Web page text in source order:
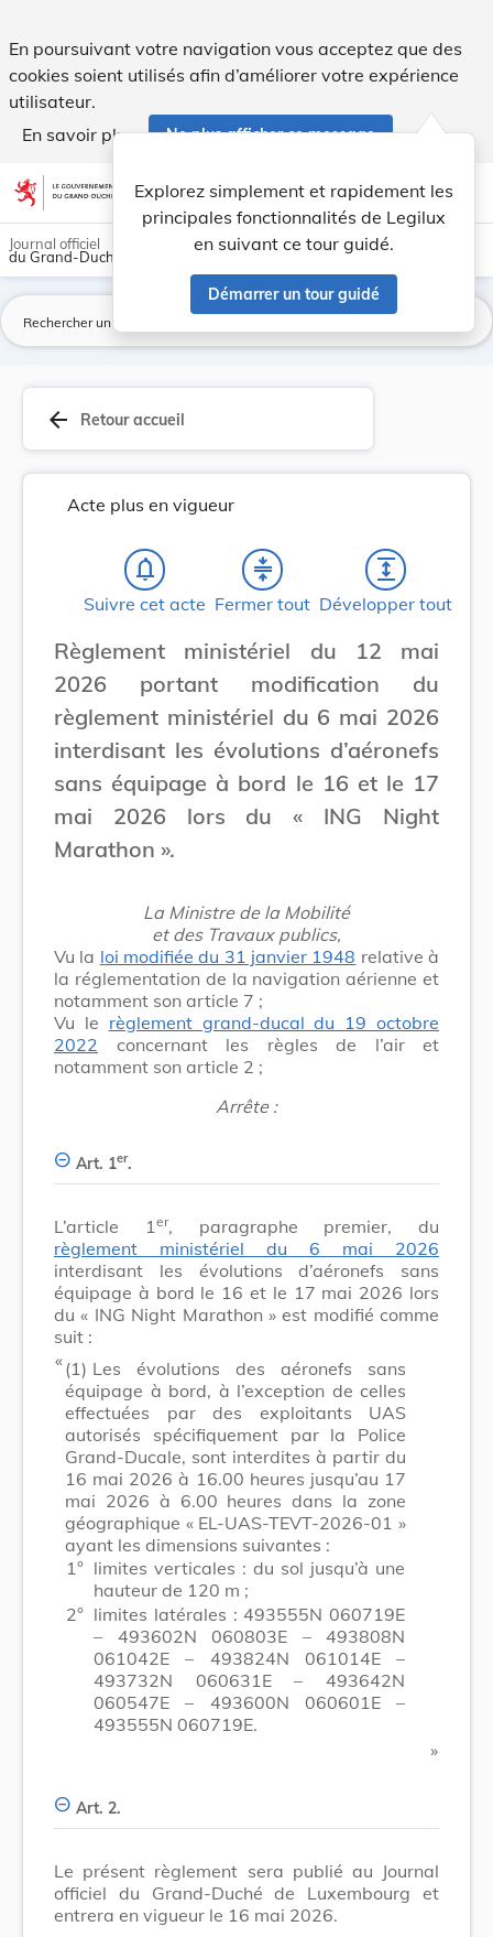
En poursuivant votre navigation vous acceptez que des
cookies soient utilisés afin d’améliorer votre expérience
utilisateur.
En savoir plus
Ne plus afficher ce message
Aller au contenu account_circle help Aide
Explorez simplement et rapidement les
principales fonctionnalités de Legilux
en suivant ce tour guidé.
Démarrer un tour guidé
light_mode dark_mode
Journal officiel
du Grand-Duché de Luxembourg
arrow_back Retour accueil
Acte plus en vigueur
notifications_none
Suivre cet acte
compress
Fermer tout
expand
Développer tout
Règlement ministériel du 12 mai
2026 portant modification du
règlement ministériel du 6 mai 2026
interdisant les évolutions d’aéronefs
sans équipage à bord le 16 et le 17
mai 2026 lors du « ING Night
Marathon ».
La Ministre de la Mobilité
et des Travaux publics,
Vu la loi modifiée du 31 janvier 1948 relative à
la réglementation de la navigation aérienne et
notamment son article 7 ;
Vu le règlement grand-ducal du 19 octobre
2022 concernant les règles de l’air et
notamment son article 2 ;
Arrête :
Art. 1er.
L’article 1 er, paragraphe premier, du
règlement ministériel du 6 mai 2026
interdisant les évolutions d’aéronefs sans
équipage à bord le 16 et le 17 mai 2026 lors
du « ING Night Marathon » est modifié comme
suit :
​ «(1) Les évolutions des aéronefs sans
équipage à bord, à l’exception de celles
effectuées par des exploitants UAS
autorisés spécifiquement par la Police
Grand-Ducale, sont interdites à partir du
16 mai 2026 à 16.00 heures jusqu’au 17
mai 2026 à 6.00 heures dans la zone
géographique « EL-UAS-TEVT-2026-01 »
ayant les dimensions suivantes :
1° limites verticales : du sol jusqu’à une
hauteur de 120 m ;
2° limites latérales : 493555N 060719E
– 493602N 060803E – 493808N
061042E – 493824N 061014E –
493732N 060631E – 493642N
060547E – 493600N 060601E –
493555N 060719E.
​ »
Art. 2.
Le présent règlement sera publié au Journal
officiel du Grand-Duché de Luxembourg et
entrera en vigueur le 16 mai 2026.